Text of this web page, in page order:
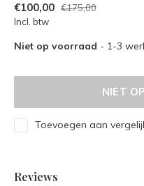
€100,00 €175,00
Incl. btw
Niet op voorraad - 1-3
NIET
Toevoegen aan
Reviews